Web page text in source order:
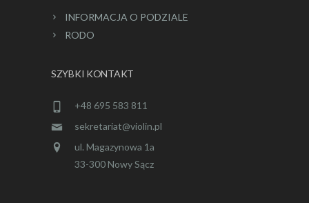
INFORMACJA O PODZIALE
RODO
SZYBKI KONTAKT
+48 695 583 811
sekretariat@violin.pl
ul. Magazynowa 1a
33-300 Nowy Sącz